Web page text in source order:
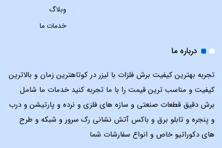
وبلاگ
خدمات ما
درباره ما
تجربه بهترین کیفیت برش فلزات با لیزر در کوتاهترین زمان و بالاترین
کیفیت و مناسب ترین قیمت را با ما تجربه کنید خدمات ما شامل
برش دقیق قطعات صنعتی و سازه های فلزی و نرده و پارتیشن و درب
و پنجره و تابلو برق و باکس آتش نشانی رک سرور و شبکه و طرح
های دکوراتیو خاص و انواع سفارشات شما